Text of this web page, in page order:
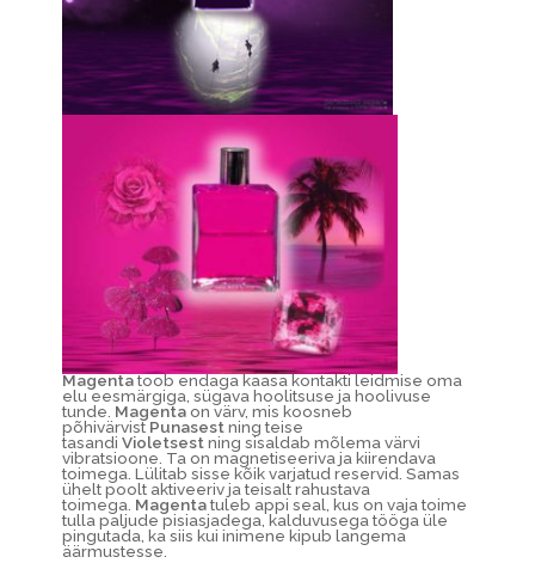
Magentatoob endaga kaasa kontakti leidmise oma
elu eesmärgiga, sügava hoolitsuse ja hoolivuse
tunde. Magentaon värv, mis koosneb
põhivärvistPunasestning teise
tasandi Violetsestning sisaldab mõlema värvi
vibratsioone. Ta on magnetiseeriva ja kiirendava
toimega. Lülitab sisse kõik varjatud reservid. Samas
ühelt poolt aktiveeriv ja teisalt rahustava
toimega. Magentatuleb appi seal, kus on vaja toime
tulla paljude pisiasjadega, kalduvusega tööga üle
pingutada, ka siis kui inimene kipub langema
äärmustesse.